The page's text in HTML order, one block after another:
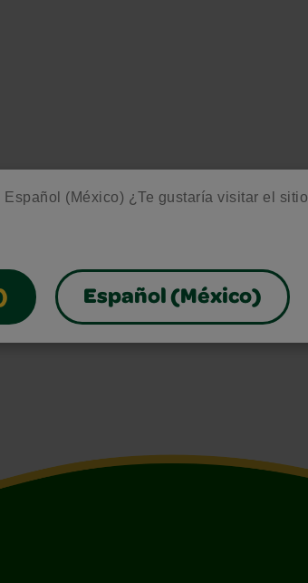
(México) ¿Te gustaría visitar el sitio
Español (México)